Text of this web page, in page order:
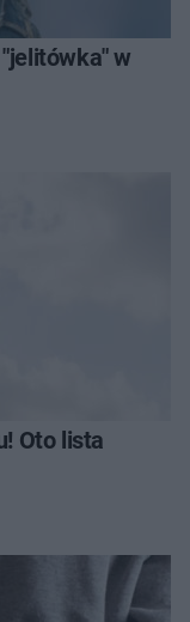
w
Oto lista